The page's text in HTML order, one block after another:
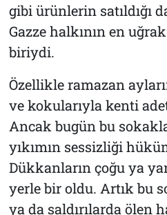
gibi ürünlerin satıldığı
Gazze halkının en
biriydi.
Özellikle ramazan
ve kokularıyla kenti
Ancak bugün bu
yıkımın sessizliği
Dükkanların çoğu ya
yerle bir oldu. Artık bu
ya da saldırılarda ölen